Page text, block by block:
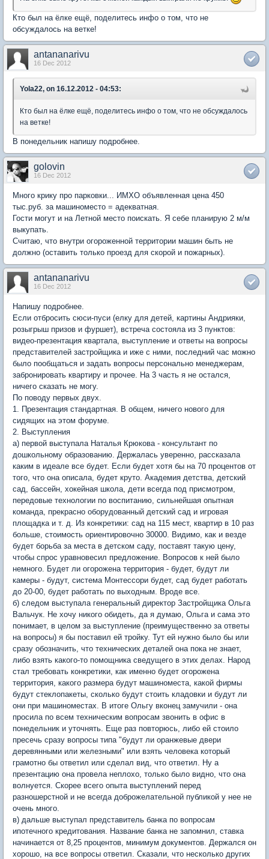
Кто был на ёлке ещё, поделитесь инфо о том, что не
обсуждалось на ветке!
antananarivu
16 Dec 2012
Yola22, on 16.12.2012 - 04:53:
Кто был на ёлке ещё, поделитесь инфо о том, что не обсуждалось
на ветке!
В понедельник напишу подробнее.
golovin
16 Dec 2012
Много крику про парковки... ИМХО объявленная цена 450
тыс.руб. за машиноместо = адекватная.
Гости могут и на Летной место поискать. Я себе планирую 2 м/м
выкупать.
Считаю, что внутри огороженной территории машин быть не
должно (оставить только проезд для скорой и пожарных).
antananarivu
16 Dec 2012
Напишу подробнее.
Если отбросить сюси-пуси (елку для детей, картины Андрияки,
розыгрыш призов и фуршет), встреча состояла из 3 пунктов:
видео-презентация квартала, выступление и ответы на вопросы
представителей застройщика и иже с ними, последний час можно
было пообщаться и задать вопросы персонально менеджерам,
забронировать квартиру и прочее. На 3 часть я не остался,
ничего сказать не могу.
По поводу первых двух.
1. Презентация стандартная. В общем, ничего нового для
сидящих на этом форуме.
2. Выступления
а) первой выступала Наталья Крюкова - консультант по
дошкольному образованию. Держалась уверенно, рассказала
каким в идеале все будет. Если будет хотя бы на 70 процентов от
того, что она описала, будет круто. Академия детства, детский
сад, бассейн, хокейная школа, дети всегда под присмотром,
передовые технологии по воспитанию, сильнейшая опытная
команда, прекрасно оборудованный детский сад и игровая
площадка и т. д. Из конкретики: сад на 115 мест, квартир в 10 раз
больше, стоимость ориентировочно 30000. Видимо, как и везде
будет борьба за места в детском саду, поставят такую цену,
чтобы спрос уравновесил предложение. Вопросов к ней было
немного. Будет ли огорожена территория - будет, будут ли
камеры - будут, система Монтессори будет, сад будет работать
до 20-00, будет работать по выходным. Вроде все.
б) следом выступала генеральный директор Застройщика Ольга
Вальчук. Не хочу никого обидеть, да я думаю, Ольга и сама это
понимает, в целом за выступление (преимущественно за ответы
на вопросы) я бы поставил ей тройку. Тут ей нужно было бы или
сразу обозначить, что технических деталей она пока не знает,
либо взять какого-то помощника сведущего в этих делах. Народ
стал требовать конкретики, как именно будет огорожена
территория, какого размера будут машиноместа, какой фирмы
будут стеклопакеты, сколько будут стоить кладовки и будут ли
они при машиноместах. В итоге Ольгу вконец замучили - она
просила по всем техническим вопросам звонить в офис в
понедельник и уточнять. Еще раз повторюсь, либо ей стоило
пресечь сразу вопросы типа "будут ли оранжевые двери
деревянными или железными" или взять человека который
грамотно бы ответил или сделал вид, что ответил. Ну а
презентацию она провела неплохо, только было видно, что она
волнуется. Скорее всего опыта выступлений перед
разношерстной и не всегда доброжелательной публикой у нее не
очень много.
в) дальше выступал представитель банка по вопросам
ипотечного кредитования. Название банка не запомнил, ставка
начинается от 8,25 процентов, минимум документов. Держался он
хорошо, на все вопросы ответил. Сказали, что несколько других